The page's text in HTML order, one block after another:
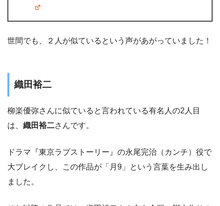
世間でも、２人が似ているという声があがっていました！
織田裕二
柳楽優弥さんに似ていると言われている有名人の2人目
は、 織田裕二さんです。
ドラマ『東京ラブストーリー』の永尾完治（カンチ）役で
大ブレイクし、この作品が「月9」という言葉を生み出し
ました。